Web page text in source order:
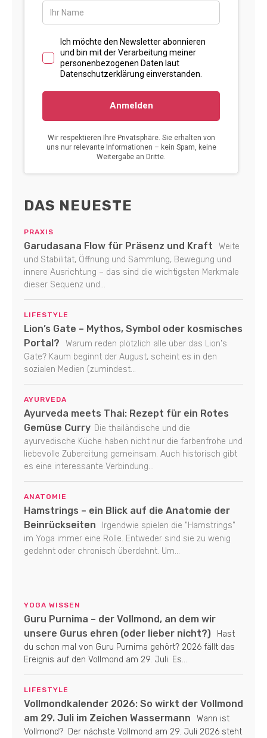
DAS NEUESTE
PRAXIS
Garudasana Flow für Präsenz und Kraft
Weite
und Stabilität, Öffnung und Sammlung, Bewegung und
innere Ausrichtung – das sind die wichtigsten Merkmale
dieser Sequenz und...
LIFESTYLE
Lion’s Gate – Mythos, Symbol oder kosmisches
Portal?
Warum reden plötzlich alle über das Lion's
Gate? Kaum beginnt der August, scheint es in den
sozialen Medien (zumindest...
AYURVEDA
Ayurveda meets Thai: Rezept für ein Rotes
Gemüse Curry Die thailändische und die
ayurvedische Küche haben nicht nur die farbenfrohe und
liebevolle Zubereitung gemeinsam. Auch historisch gibt
es eine interessante Verbindung...
ANATOMIE
Hamstrings – ein Blick auf die Anatomie der
Beinrückseiten
Irgendwie spielen die "Hamstrings"
im Yoga immer eine Rolle. Entweder sind sie zu wenig
gedehnt oder chronisch überdehnt. Um...
YOGA WISSEN
Guru Purnima – der Vollmond, an dem wir
unsere Gurus ehren (oder lieber nicht?)
Hast
du schon mal von Guru Purnima gehört? 2026 fällt das
Ereignis auf den Vollmond am 29. Juli. Es...
LIFESTYLE
Vollmondkalender 2026: So wirkt der Vollmond
am 29. Juli im Zeichen Wassermann
Wann ist
Vollmond? Der nächste Vollmond am 29. Juli 2026 steht